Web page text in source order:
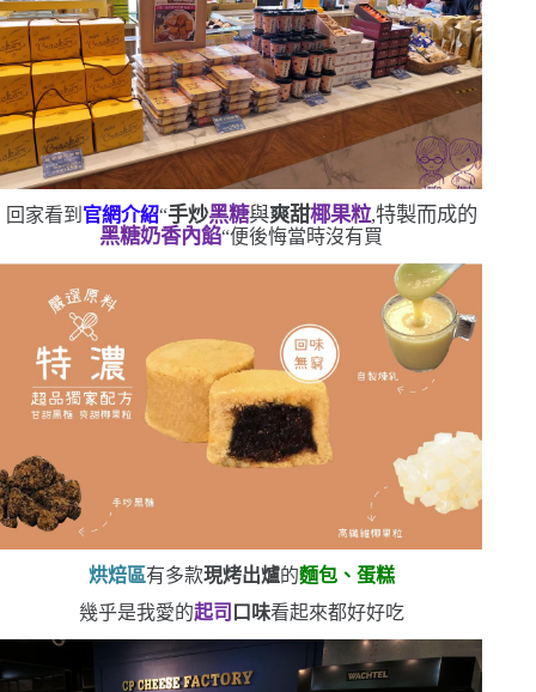
回家看到 官網介紹“手炒黑糖與爽甜椰果粒,特製而成的
黑糖奶香內餡“便後悔當時沒有買
烘焙區有多款現烤出爐的麵包、蛋糕
幾乎是我愛的起司 口味看起來都好好吃